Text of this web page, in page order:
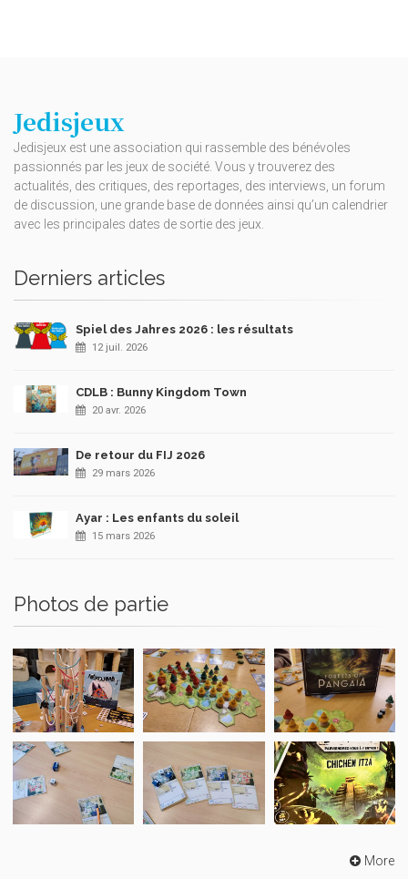
Jedisjeux
Jedisjeux est une association qui rassemble des bénévoles
passionnés par les jeux de société. Vous y trouverez des
actualités, des critiques, des reportages, des interviews, un forum
de discussion, une grande base de données ainsi qu’un calendrier
avec les principales dates de sortie des jeux.
Derniers articles
Spiel des Jahres 2026 : les résultats
12 juil. 2026
CDLB : Bunny Kingdom Town
20 avr. 2026
De retour du FIJ 2026
29 mars 2026
Ayar : Les enfants du soleil
15 mars 2026
Photos de partie
More